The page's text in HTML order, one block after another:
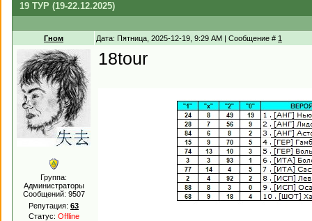
19 ТУР (19-22.12.2025)
Гном Дата: Пятница, 2025-12-19, 9:29 AM | Сообщение # 1
Группа:
Администраторы
Сообщений: 9507
Репутация: 63
Статус: Offline
18tour